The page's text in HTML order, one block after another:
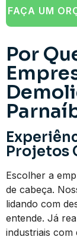
FAÇA UM
Por
Projetos
Escolher a
de cabeça.
lidando com
entende. Já
industriais com